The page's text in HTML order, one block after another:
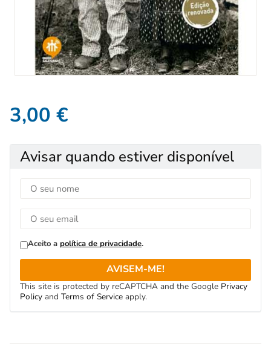
3,00 €
Avisar quando estiver disponível
Aceito a política de privacidade.
AVISEM-ME!
This site is protected by reCAPTCHA and the Google Privacy
Policy and Terms of Service apply.